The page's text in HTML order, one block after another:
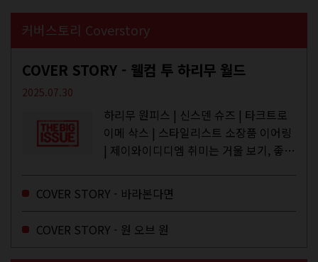
커버스토리 Coverstory
COVER STORY - 웰컴 투 하리무 월드
2025.07.30
하리무 원피스 | 신스덴 슈즈 | 타크트로
이메 삭스 | 스타일리스트 소장품 이어링
| 제이와이디디엠 취미는 거울 보기, 좋아
주와...
COVER STORY - 바라본다면
COVER STORY - 원 오브 원